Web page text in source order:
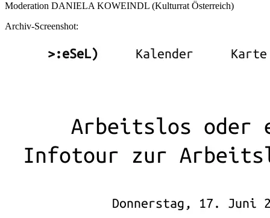
Moderation DANIELA KOWEINDL (Kulturrat Österreich)
Archiv-Screenshot: